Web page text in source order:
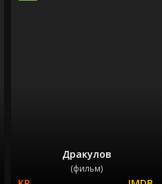
Дракулов
(фильм)